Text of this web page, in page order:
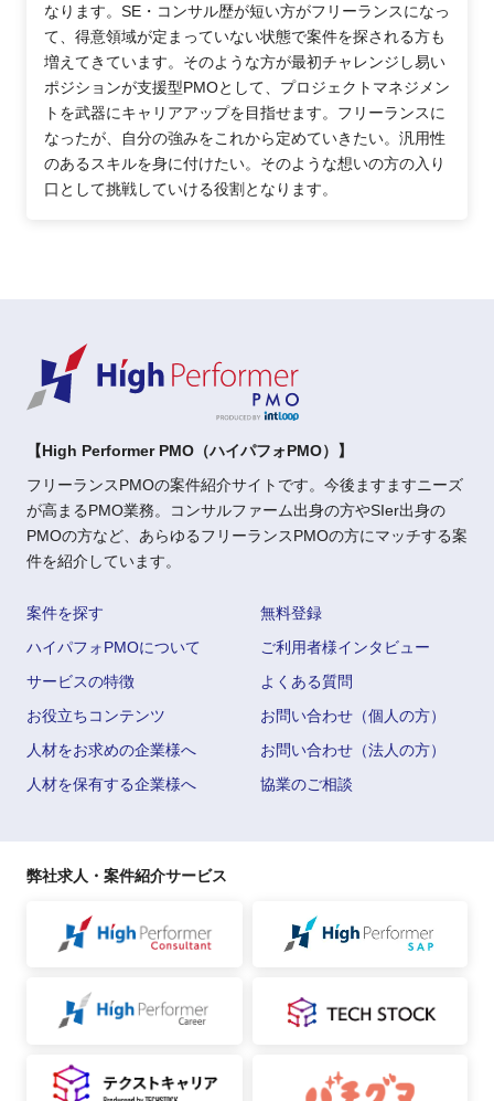
なります。SE・コンサル歴が短い方がフリーランスになっ
て、得意領域が定まっていない状態で案件を探される方も
増えてきています。そのような方が最初チャレンジし易い
ポジションが支援型PMOとして、プロジェクトマネジメン
トを武器にキャリアアップを目指せます。フリーランスに
なったが、自分の強みをこれから定めていきたい。汎用性
のあるスキルを身に付けたい。そのような想いの方の入り
口として挑戦していける役割となります。
【High Performer PMO（ハイパフォPMO）】
フリーランスPMOの案件紹介サイトです。今後ますますニーズ
が高まるPMO業務。コンサルファーム出身の方やSIer出身の
PMOの方など、あらゆるフリーランスPMOの方にマッチする案
件を紹介しています。
案件を探す
無料登録
ハイパフォPMOについて
ご利用者様インタビュー
サービスの特徴
よくある質問
お役立ちコンテンツ
お問い合わせ（個人の方）
人材をお求めの企業様へ
お問い合わせ（法人の方）
人材を保有する企業様へ
協業のご相談
弊社求人・案件紹介サービス